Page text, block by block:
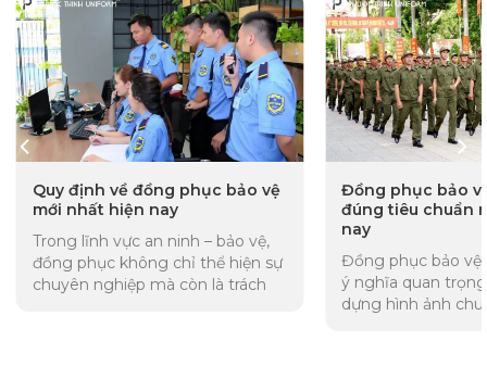
Quy định về đồng phục bảo vệ
mới nhất hiện nay
Trong lĩnh vực an ninh – bảo vệ,
đồng phục không chỉ thể hiện sự
chuyên nghiệp mà còn là trách
Đồng phục bảo
đúng tiêu chuẩn
nay
Đồng phục bảo vệ
ý nghĩa quan
dựng hình ảnh